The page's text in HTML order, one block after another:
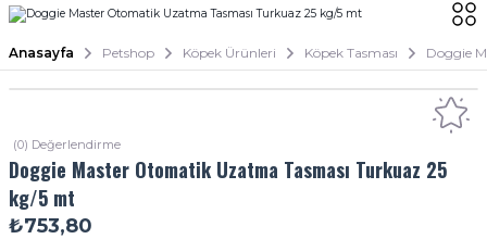
Anasayfa Petshop Köpek Ürünleri Köpek Tasması Doggie
(0) Değerlendirme
Doggie Master Otomatik Uzatma Tasması Turkuaz 25
kg/5 mt
₺753,80